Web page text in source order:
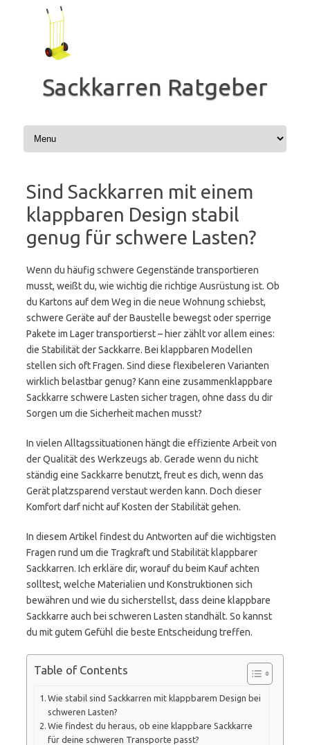
springen
Sackkarren Ratgeber
Sind Sackkarren mit einem
klappbaren Design stabil
genug für schwere Lasten?
Wenn du häufig schwere Gegenstände transportieren
musst, weißt du, wie wichtig die richtige Ausrüstung ist. Ob
du Kartons auf dem Weg in die neue Wohnung schiebst,
schwere Geräte auf der Baustelle bewegst oder sperrige
Pakete im Lager transportierst – hier zählt vor allem eines:
die Stabilität der Sackkarre. Bei klappbaren Modellen
stellen sich oft Fragen. Sind diese flexibeleren Varianten
wirklich belastbar genug? Kann eine zusammenklappbare
Sackkarre schwere Lasten sicher tragen, ohne dass du dir
Sorgen um die Sicherheit machen musst?
In vielen Alltagssituationen hängt die effiziente Arbeit von
der Qualität des Werkzeugs ab. Gerade wenn du nicht
ständig eine Sackkarre benutzt, freut es dich, wenn das
Gerät platzsparend verstaut werden kann. Doch dieser
Komfort darf nicht auf Kosten der Stabilität gehen.
In diesem Artikel findest du Antworten auf die wichtigsten
Fragen rund um die Tragkraft und Stabilität klappbarer
Sackkarren. Ich erkläre dir, worauf du beim Kauf achten
solltest, welche Materialien und Konstruktionen sich
bewähren und wie du sicherstellst, dass deine klappbare
Sackkarre auch bei schweren Lasten standhält. So kannst
du mit gutem Gefühl die beste Entscheidung treffen.
Table of Contents
Wie stabil sind Sackkarren mit klappbarem Design bei
schweren Lasten?
Wie findest du heraus, ob eine klappbare Sackkarre
für deine schweren Transporte passt?